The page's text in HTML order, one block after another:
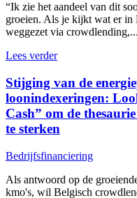
“Ik zie het aandeel van dit
groeien. Als je kijkt wat er in
weggezet via crowdlending,...
Lees verder
Stijging van de
loonindexeringen:
Cash” om de
te sterken
Bedrijfsfinanciering
Als antwoord op de
kmo's, wil Belgisch